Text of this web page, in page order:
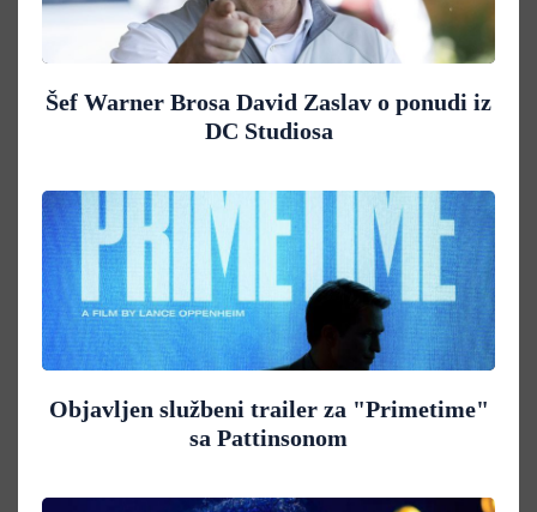
Šef Warner Brosa David Zaslav o ponudi iz
DC Studiosa
Objavljen službeni trailer za "Primetime"
sa Pattinsonom